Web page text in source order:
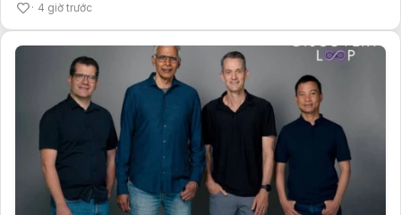
4 giờ trước